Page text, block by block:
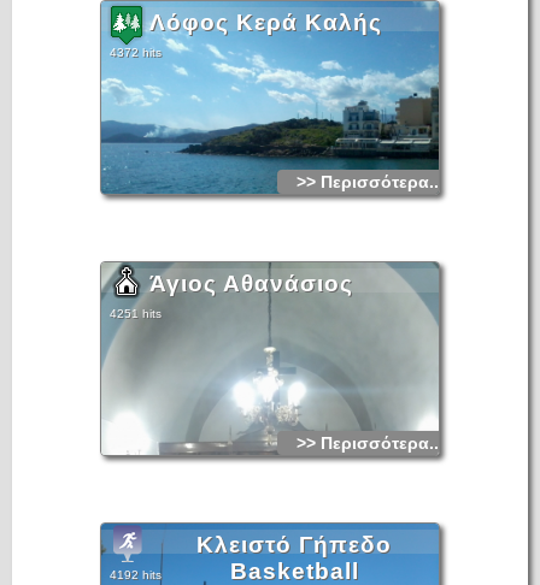
Λόφος Κερά Καλής
4372 hits
>> Περισσότερα...
Άγιος Αθανάσιος
4251 hits
>> Περισσότερα...
Κλειστό Γήπεδο
Basketball
4192 hits